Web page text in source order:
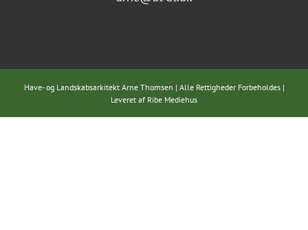
Have- og Landskabsarkitekt Arne Thomsen | Alle Rettigheder Forbeholdes |
Leveret af Ribe Mediehus